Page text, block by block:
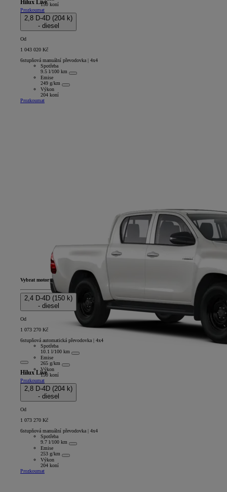
Hilux Live
Extra Cab
150 koní
Prozkoumat
2,8 D-4D (204 k)
- diesel
Od
1 043 020 Kč
6stupňová manuální převodovka | 4x4
Spotřeba
9.5 l/100 km
Emise
249 g/km
Výkon
204 koní
Prozkoumat
Hilux Live
Double Cab
Vybrat motor
2,4 D-4D (150 k)
- diesel
Od
1 073 270 Kč
6stupňová automatická převodovka | 4x4
Spotřeba
10.1 l/100 km
Emise
265 g/km
Výkon
150 koní
Prozkoumat
2,8 D-4D (204 k)
- diesel
Od
1 073 270 Kč
6stupňová manuální převodovka | 4x4
Spotřeba
9.7 l/100 km
Emise
253 g/km
Výkon
204 koní
Prozkoumat